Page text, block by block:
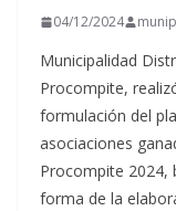
04/12/2024
Municipalidad
Procompite,
formulación del
asociaciones
Procompite 2024,
forma de la